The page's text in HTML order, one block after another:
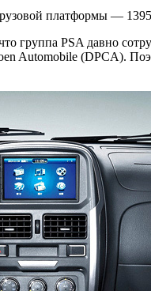
платформы —
PSA давно
Automobile (DPCA).